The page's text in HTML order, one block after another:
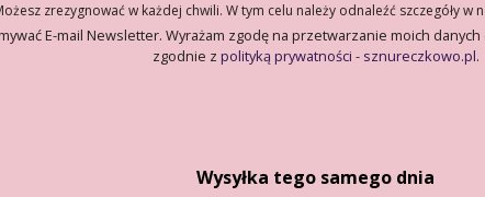
zrezygnować w każdej chwili. W tym celu należy odnaleźć szczegóły w
E-mail Newsletter. Wyrażam zgodę na przetwarzanie moich
zgodnie z polityką prywatności - sznureczkowo.pl.
Wysyłka tego samego dnia